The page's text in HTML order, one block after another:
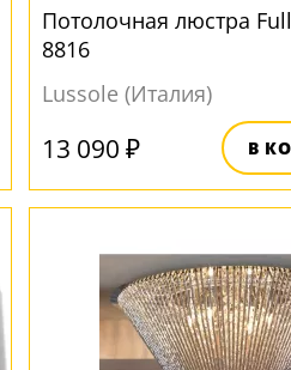
Потолочная люстра
8816
Lussole (Италия)
13 090 ₽ В